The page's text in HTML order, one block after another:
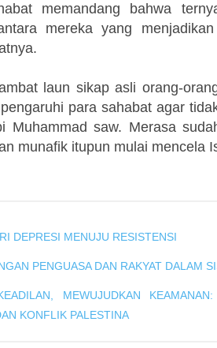
memandang bahwa
mereka yang
laun sikap asli orang-
para sahabat agar
Muhammad saw. Merasa
munafik itupun mulai mencela
DEPRESI MENUJU RESISTENSI
PENGUASA DAN RAKYAT DALAM
MEWUJUDKAN
KONFLIK PALESTINA